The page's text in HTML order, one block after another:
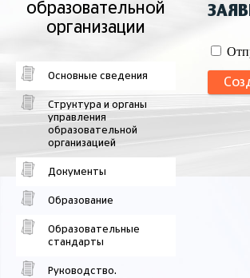
образовательной
организации
Основные сведения
Структура и органы
управления
образовательной
организацией
Документы
Образование
Образовательные
стандарты
Руководство.